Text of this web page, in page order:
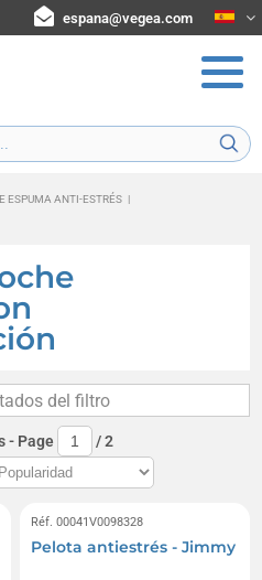
espana@vegea.com
ESPUMA ANTI-ESTRÉS |
del filtro
- Page /2
Réf. 00041V0098328
Pelota antiestrés - Jimmy